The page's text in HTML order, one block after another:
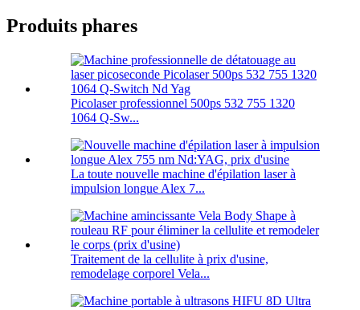
Produits phares
Picolaser professionnel 500ps 532 755 1320
1064 Q-Sw...
La toute nouvelle machine d'épilation laser à
impulsion longue Alex 7...
Traitement de la cellulite à prix d'usine,
remodelage corporel Vela...